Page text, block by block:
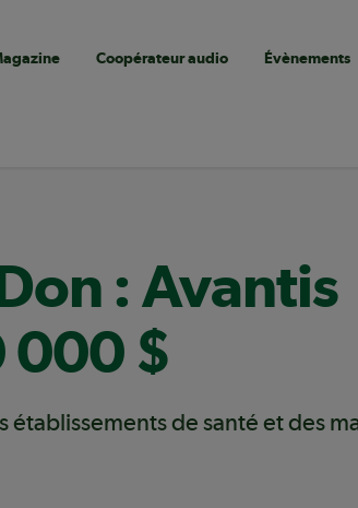
Coopérateur audio Évènements
: Avantis
000 $
de santé et des